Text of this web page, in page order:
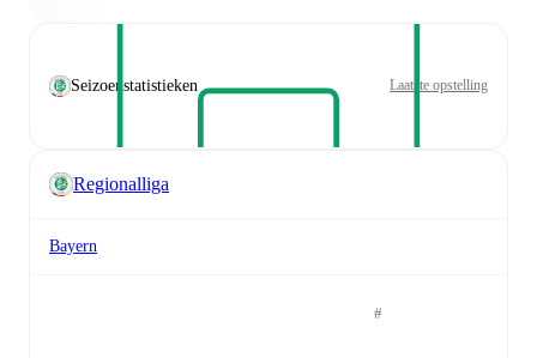
Seizoenstatistieken Laatste opstelling
Regionalliga
Bayern
#